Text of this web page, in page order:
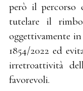
però il percorso
tutelare il
oggettivamente
1854/2022 ed
irretroattività
favorevoli.